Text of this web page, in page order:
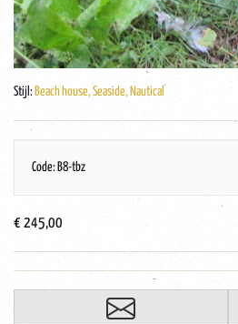
Stijl: Beach house, Seaside, Nautical
Code: B8-tbz
€ 245,00